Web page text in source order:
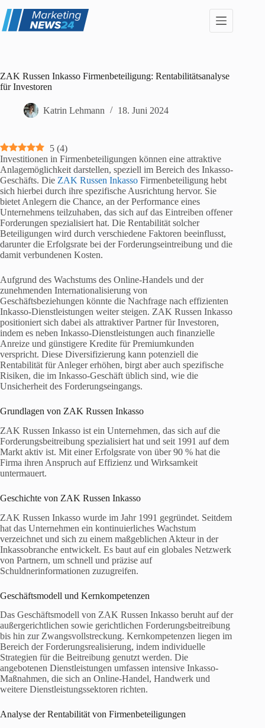
Inhalt
springen
ZAK Russen Inkasso Firmenbeteiligung: Rentabilitätsanalyse
für Investoren
Katrin Lehmann 18. Juni 2024
5 (4)
Investitionen in Firmenbeteiligungen können eine attraktive
Anlagemöglichkeit darstellen, speziell im Bereich des Inkasso-
Geschäfts. Die ZAK Russen Inkasso Firmenbeteiligung hebt
sich hierbei durch ihre spezifische Ausrichtung hervor. Sie
bietet Anlegern die Chance, an der Performance eines
Unternehmens teilzuhaben, das sich auf das Eintreiben offener
Forderungen spezialisiert hat. Die Rentabilität solcher
Beteiligungen wird durch verschiedene Faktoren beeinflusst,
darunter die Erfolgsrate bei der Forderungseintreibung und die
damit verbundenen Kosten.
Aufgrund des Wachstums des Online-Handels und der
zunehmenden Internationalisierung von
Geschäftsbeziehungen könnte die Nachfrage nach effizienten
Inkasso-Dienstleistungen weiter steigen. ZAK Russen Inkasso
positioniert sich dabei als attraktiver Partner für Investoren,
indem es neben Inkasso-Dienstleistungen auch finanzielle
Anreize und günstigere Kredite für Premiumkunden
verspricht. Diese Diversifizierung kann potenziell die
Rentabilität für Anleger erhöhen, birgt aber auch spezifische
Risiken, die im Inkasso-Geschäft üblich sind, wie die
Unsicherheit des Forderungseingangs.
Grundlagen von ZAK Russen Inkasso
ZAK Russen Inkasso ist ein Unternehmen, das sich auf die
Forderungsbeitreibung spezialisiert hat und seit 1991 auf dem
Markt aktiv ist. Mit einer Erfolgsrate von über 90 % hat die
Firma ihren Anspruch auf Effizienz und Wirksamkeit
untermauert.
Geschichte von ZAK Russen Inkasso
ZAK Russen Inkasso wurde im Jahr 1991 gegründet. Seitdem
hat das Unternehmen ein kontinuierliches Wachstum
verzeichnet und sich zu einem maßgeblichen Akteur in der
Inkassobranche entwickelt. Es baut auf ein globales Netzwerk
von Partnern, um schnell und präzise auf
Schuldnerinformationen zuzugreifen.
Geschäftsmodell und Kernkompetenzen
Das Geschäftsmodell von ZAK Russen Inkasso beruht auf der
außergerichtlichen sowie gerichtlichen Forderungsbeitreibung
bis hin zur Zwangsvollstreckung. Kernkompetenzen liegen im
Bereich der Forderungsrealisierung, indem individuelle
Strategien für die Beitreibung genutzt werden. Die
angebotenen Dienstleistungen umfassen intensive Inkasso-
Maßnahmen, die sich an Online-Handel, Handwerk und
weitere Dienstleistungssektoren richten.
Analyse der Rentabilität von Firmenbeteiligungen